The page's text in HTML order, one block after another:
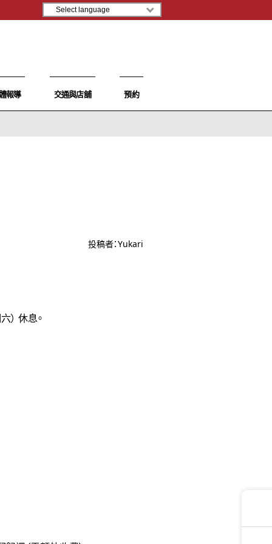
報導 交通與店舖 預約
投稿者：Yukari
） 休息。